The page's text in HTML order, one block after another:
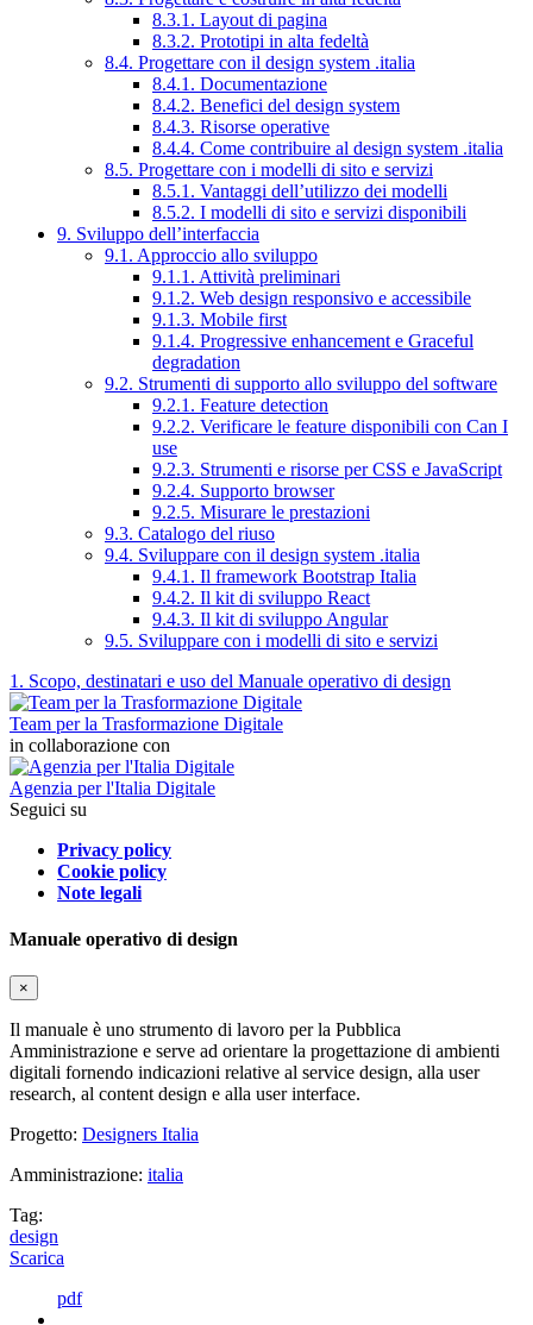
8.3.1. Layout di pagina
8.3.2. Prototipi in alta fedeltà
8.4. Progettare con il design system .italia
8.4.1. Documentazione
8.4.2. Benefici del design system
8.4.3. Risorse operative
8.4.4. Come contribuire al design system .italia
8.5. Progettare con i modelli di sito e servizi
8.5.1. Vantaggi dell’utilizzo dei modelli
8.5.2. I modelli di sito e servizi disponibili
9. Sviluppo dell’interfaccia
9.1. Approccio allo sviluppo
9.1.1. Attività preliminari
9.1.2. Web design responsivo e accessibile
9.1.3. Mobile first
9.1.4. Progressive enhancement e Graceful
degradation
9.2. Strumenti di supporto allo sviluppo del software
9.2.1. Feature detection
9.2.2. Verificare le feature disponibili con Can I
use
9.2.3. Strumenti e risorse per CSS e JavaScript
9.2.4. Supporto browser
9.2.5. Misurare le prestazioni
9.3. Catalogo del riuso
9.4. Sviluppare con il design system .italia
9.4.1. Il framework Bootstrap Italia
9.4.2. Il kit di sviluppo React
9.4.3. Il kit di sviluppo Angular
9.5. Sviluppare con i modelli di sito e servizi
1. Scopo, destinatari e uso del Manuale operativo di design
Team per la Trasformazione Digitale
in collaborazione con
Agenzia per l'Italia Digitale
Seguici su
Privacy policy
Cookie policy
Note legali
Manuale operativo di design
×
Il manuale è uno strumento di lavoro per la Pubblica
Amministrazione e serve ad orientare la progettazione di ambienti
digitali fornendo indicazioni relative al service design, alla user
research, al content design e alla user interface.
Progetto: Designers Italia
Amministrazione: italia
Tag:
design
Scarica
pdf